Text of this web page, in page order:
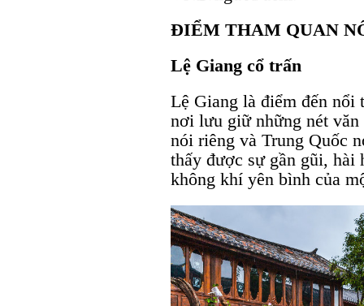
ĐIỂM THAM QUAN
Lệ Giang cổ trấn
Lệ Giang là điểm đến
nơi lưu giữ những nét
nói riêng và Trung Quốc
thấy được sự gần gũi, hài
không khí yên bình của